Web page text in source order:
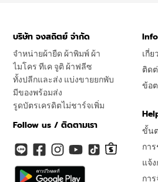
บริษัท จงสถิตย์ จำกัด
จำหน่ายผ้ายืด ผ้าพิมพ์ ผ้า
ไมโคร ทีเค จูติ ผ้าฟลีซ
ทั้งปลีกและส่ง แบ่งขายยกพับ
มีของพร้อมส่ง
รูดบัตรเครดิตไม่ชาร์จเพิ่ม
Follow us / ติดตามเรา
Info
เกี่ย
ติดต่
ข้อ
ขั้น
กา
แจ้
กา